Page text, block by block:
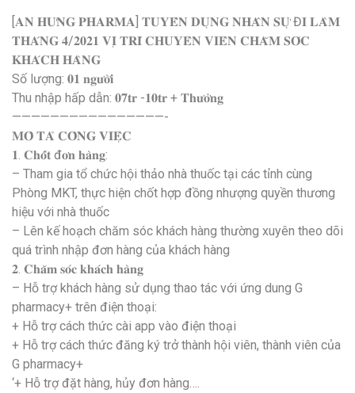
[𝐀𝐍 𝐇𝐔̛𝐍𝐆 𝐏𝐇𝐀𝐑𝐌𝐀] 𝐓𝐔𝐘𝐄̂̉𝐍 𝐃𝐔̣𝐍𝐆 𝐍𝐇𝐀̂𝐍 𝐒𝐔̛̣ Đ𝐈 𝐋𝐀̀𝐌
𝐓𝐇𝐀́𝐍𝐆 𝟒/𝟐𝟎𝟐𝟏 𝐕𝐈̣ 𝐓𝐑𝐈́ 𝐂𝐇𝐔𝐘𝐄̂𝐍 𝐕𝐈𝐄̂𝐍 𝐂𝐇𝐀̆𝐌 𝐒𝐎́𝐂
𝐊𝐇𝐀́𝐂𝐇 𝐇𝐀̀𝐍𝐆
Số lượng: 𝟎𝟏 𝐧𝐠𝐮̛𝐨̛̀𝐢
Thu nhập hấp dẫn: 𝟎𝟕𝐭𝐫 -𝟏𝟎𝐭𝐫 + 𝐓𝐡𝐮̛𝐨̛̉𝐧𝐠
————————————————-
𝐌𝐎̂ 𝐓𝐀̉ 𝐂𝐎̂𝐍𝐆 𝐕𝐈𝐄̣̂𝐂
𝟏. 𝐂𝐡𝐨̂́𝐭 đ𝐨̛𝐧 𝐡𝐚̀𝐧𝐠:
– Tham gia tổ chức hội thảo nhà thuốc tại các tỉnh cùng
Phòng MKT, thực hiện chốt hợp đồng nhượng quyền thương
hiệu với nhà thuốc
– Lên kế hoạch chăm sóc khách hàng thường xuyên theo dõi
quá trình nhập đơn hàng của khách hàng
𝟐. 𝐂𝐡𝐚̆𝐦 𝐬𝐨́𝐜 𝐤𝐡𝐚́𝐜𝐡 𝐡𝐚̀𝐧𝐠
– Hỗ trợ khách hàng sử dụng thao tác với ứng dung G
pharmacy+ trên điện thoại:
+ Hỗ trợ cách thức cài app vào điện thoại
+ Hỗ trợ cách thức đăng ký trở thành hội viên, thành viên của
G pharmacy+
‘+ Hỗ trợ đặt hàng, hủy đơn hàng….